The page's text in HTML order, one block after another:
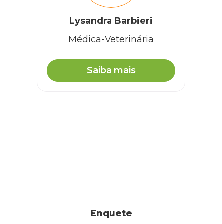
Lysandra Barbieri
Médica-Veterinária
Saiba mais
Enquete